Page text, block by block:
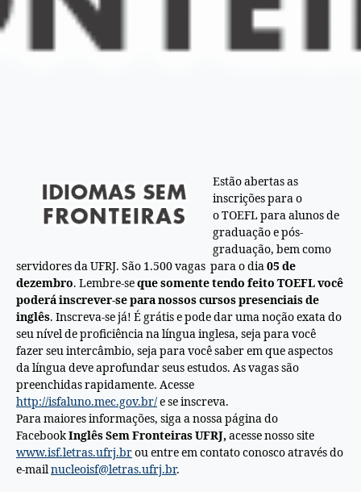
Estão abertas as
inscrições para o
oTOEFLpara alunos de
graduação e pós-
graduação, bem como
servidores da UFRJ. São 1.500 vagas para o dia05 de
dezembro. Lembre-seque somente tendo feito TOEFLvocê
poderá inscrever-se para nossos cursos presenciais de
inglês. Inscreva-se já! É grátis e pode dar uma noção exata do
seu nível de proficiência na língua inglesa, seja para você
fazer seu intercâmbio, seja para você saber em que aspectos
da língua deve aprofundar seus estudos. As vagas são
preenchidas rapidamente. Acesse
http://isfaluno.mec.gov.br/e se inscreva.
Para maiores informações, siga a nossa página do
FacebookInglês Sem Fronteiras UFRJ,acesse nosso site
www.isf.letras.ufrj.brou entre em contato conosco através do
e-mailnucleoisf@letras.ufrj.br.